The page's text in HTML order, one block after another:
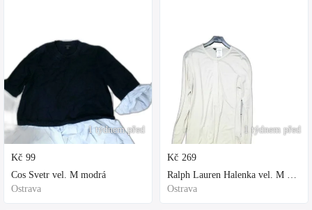
1 týdnem před
Kč 99
Cos Svetr vel. M modrá
Ostrava
1 týdnem před
Kč 269
Ralph Lauren Halenka vel. M bílá
Ostrava